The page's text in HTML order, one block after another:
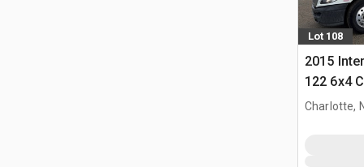
Lot 108
2015
122 6x4
T/A z
Charlotte,